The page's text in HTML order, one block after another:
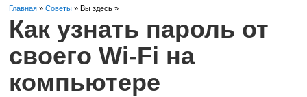
Главная »Советы » Вы здесь »
Как узнать пароль от
своего Wi-Fi на
компьютере